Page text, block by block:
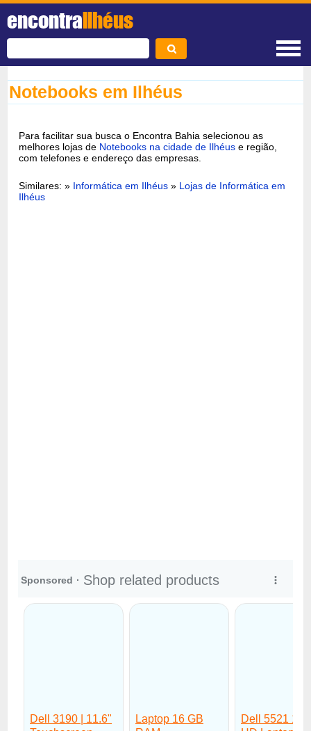
encontraIlhéus
Notebooks em Ilhéus
Para facilitar sua busca o Encontra Bahia selecionou as
melhores lojas de Notebooks na cidade de Ilhéus e região,
com telefones e endereço das empresas.
Similares: » Informática em Ilhéus » Lojas de Informática em
Ilhéus